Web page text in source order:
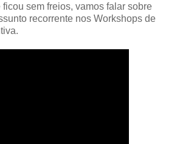
sem freios, vamos falar sobre
recorrente nos Workshops de